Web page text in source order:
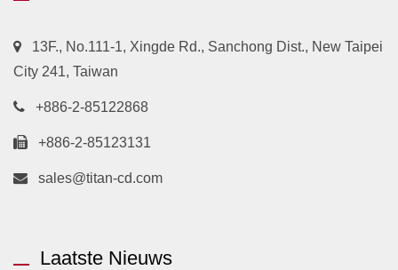
13F., No.111-1, Xingde Rd., Sanchong Dist., New Taipei
City 241, Taiwan
+886-2-85122868
+886-2-85123131
sales@titan-cd.com
Laatste Nieuws